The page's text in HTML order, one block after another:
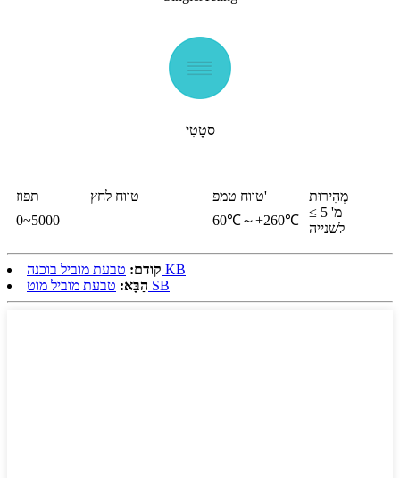
סטָטִי
תפוז טווח לחץ טווח טמפ'
מְהִירוּת
0~5000
60℃～+260℃
≤ 5 מ'
לשנייה
קודם: טבעת מוביל בוכנה KB
הַבָּא: טבעת מוביל מוט SB